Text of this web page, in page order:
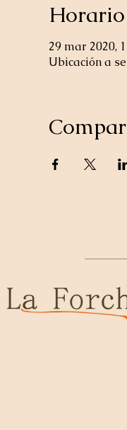
29 mar 2020,
Ubicación a